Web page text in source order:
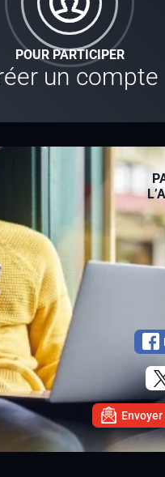
POUR PARTICIPER
un compte